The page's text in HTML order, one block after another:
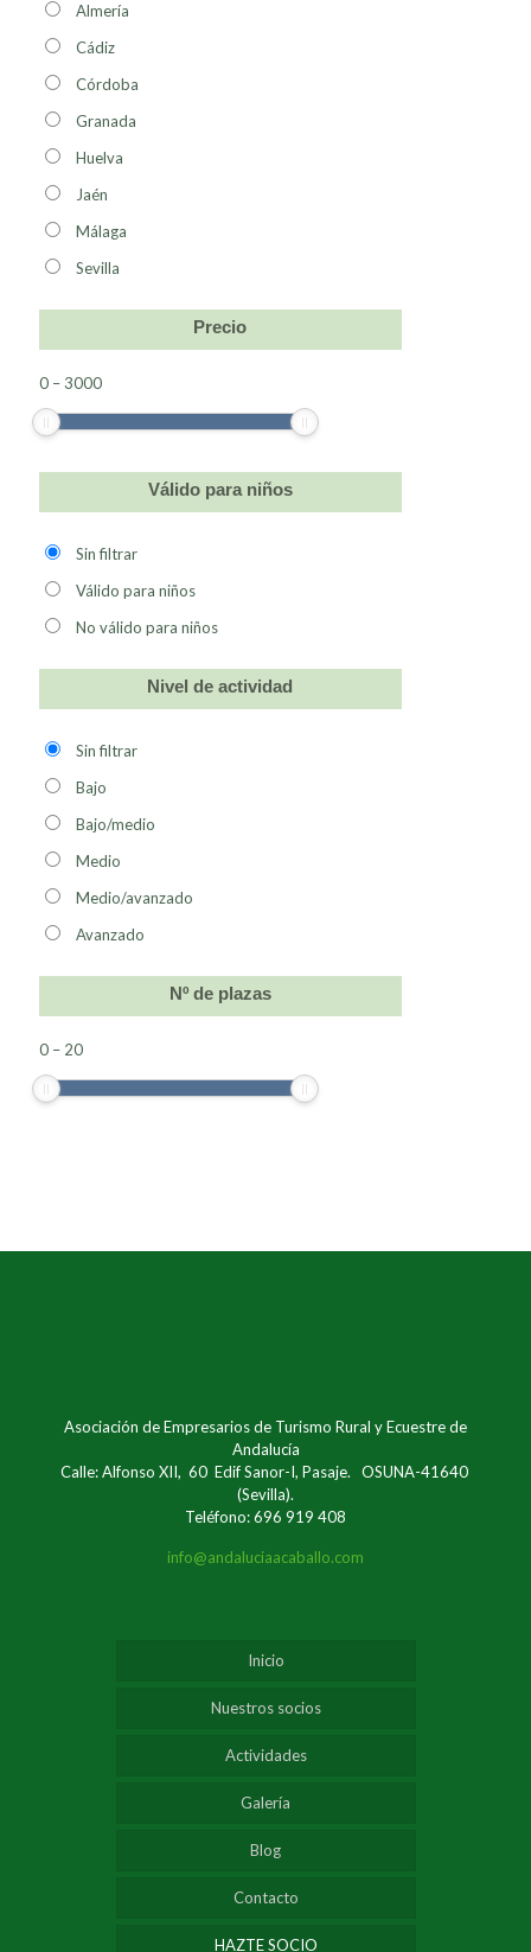
Almería
Cádiz
Córdoba
Granada
Huelva
Jaén
Málaga
Sevilla
Precio
0 – 3000
Válido para niños
Sin filtrar
Válido para niños
No válido para niños
Nivel de actividad
Sin filtrar
Bajo
Bajo/medio
Medio
Medio/avanzado
Avanzado
Nº de plazas
0 – 20
Asociación de Empresarios de Turismo Rural y Ecuestre de
Andalucía
Calle: Alfonso XII, 60 Edif Sanor-I, Pasaje. OSUNA-41640
(Sevilla).
Teléfono: 696 919 408
info@andaluciaacaballo.com
Inicio
Nuestros socios
Actividades
Galería
Blog
Contacto
HAZTE SOCIO